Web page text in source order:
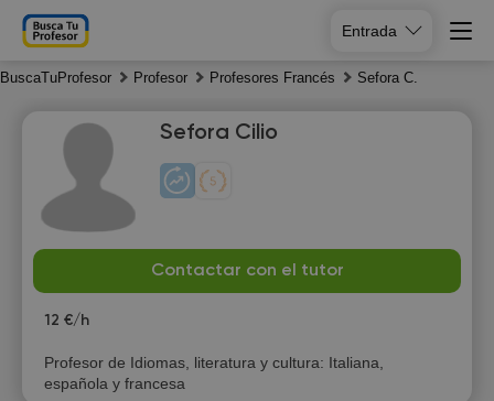
Entrada
BuscaTuProfesor Profesor Profesores Francés Sefora C.
Sefora Cilio
Contactar con el tutor
12 €/h
Profesor de Idiomas, literatura y cultura: Italiana,
española y francesa
6
Fr
7
Sa
8
9